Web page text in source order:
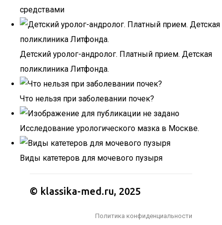
средствами
Детский уролог-андролог. Платный прием. Детская
поликлиника Литфонда.
Что нельзя при заболевании почек?
Исследование урологического мазка в Москве.
Виды катетеров для мочевого пузыря
© klassika-med.ru, 2025
Политика конфиденциальности